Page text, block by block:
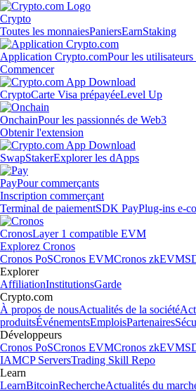
Crypto
Toutes les monnaiesPaniersEarnStaking
Application Crypto.comPour les
Commencer
CryptoCarte Visa prépayéeLevel Up
OnchainPour les passionnés de Web3
Obtenir l'extension
SwapStakerExplorer les dApps
PayPour commerçants
Inscription commerçant
Terminal de paiementSDK PayPlug-ins e-
CronosLayer 1 compatible EVM
Explorez Cronos
Cronos PoSCronos EVMCronos zkEVM
Explorer
AffiliationInstitutionsGarde
Crypto.com
À propos de nousActualités de la société
produitsÉvénementsEmploisPartenaires
Développeurs
Cronos PoSCronos EVMCronos zkEVM
IAMCP ServersTrading Skill Repo
Learn
LearnBitcoinRechercheActualités du